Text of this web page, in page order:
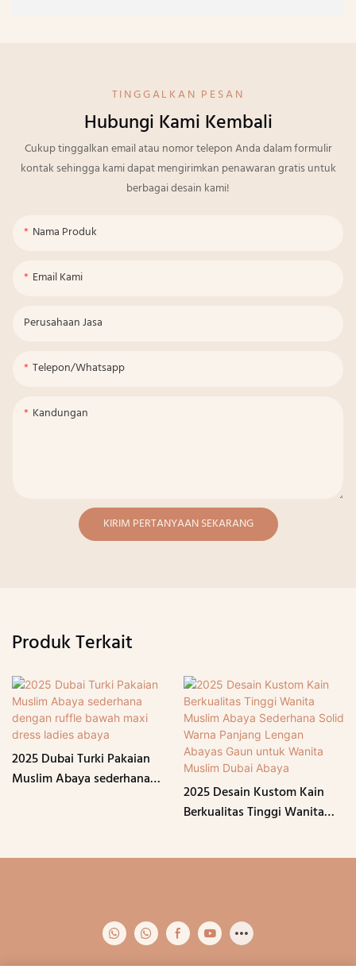
TINGGALKAN PESAN
Hubungi Kami Kembali
Cukup tinggalkan email atau nomor telepon Anda dalam formulir
kontak sehingga kami dapat mengirimkan penawaran gratis untuk
berbagai desain kami!
Nama Produk
Email Kami
Perusahaan Jasa
Telepon/whatsapp
Kandungan
KIRIM PERTANYAAN SEKARANG
Produk Terkait
2025 Dubai Turki Pakaian
Muslim Abaya sederhana
2025 Desain Kustom Kain
Berkualitas Tinggi Wanita